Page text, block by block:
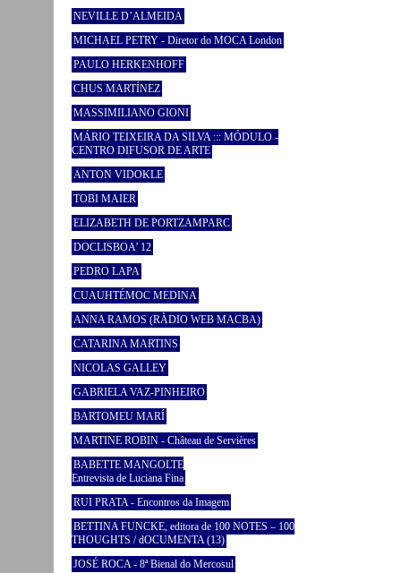
NEVILLE D’ALMEIDA
MICHAEL PETRY - Diretor do MOCA London
PAULO HERKENHOFF
CHUS MARTÍNEZ
MASSIMILIANO GIONI
MÁRIO TEIXEIRA DA SILVA ::: MÓDULO -
CENTRO DIFUSOR DE ARTE
ANTON VIDOKLE
TOBI MAIER
ELIZABETH DE PORTZAMPARC
DOCLISBOA’ 12
PEDRO LAPA
CUAUHTÉMOC MEDINA
ANNA RAMOS (RÀDIO WEB MACBA)
CATARINA MARTINS
NICOLAS GALLEY
GABRIELA VAZ-PINHEIRO
BARTOMEU MARÍ
MARTINE ROBIN - Château de Servières
BABETTE MANGOLTE
Entrevista de Luciana Fina
RUI PRATA - Encontros da Imagem
BETTINA FUNCKE, editora de 100 NOTES – 100
THOUGHTS / dOCUMENTA (13)
JOSÉ ROCA - 8ª Bienal do Mercosul